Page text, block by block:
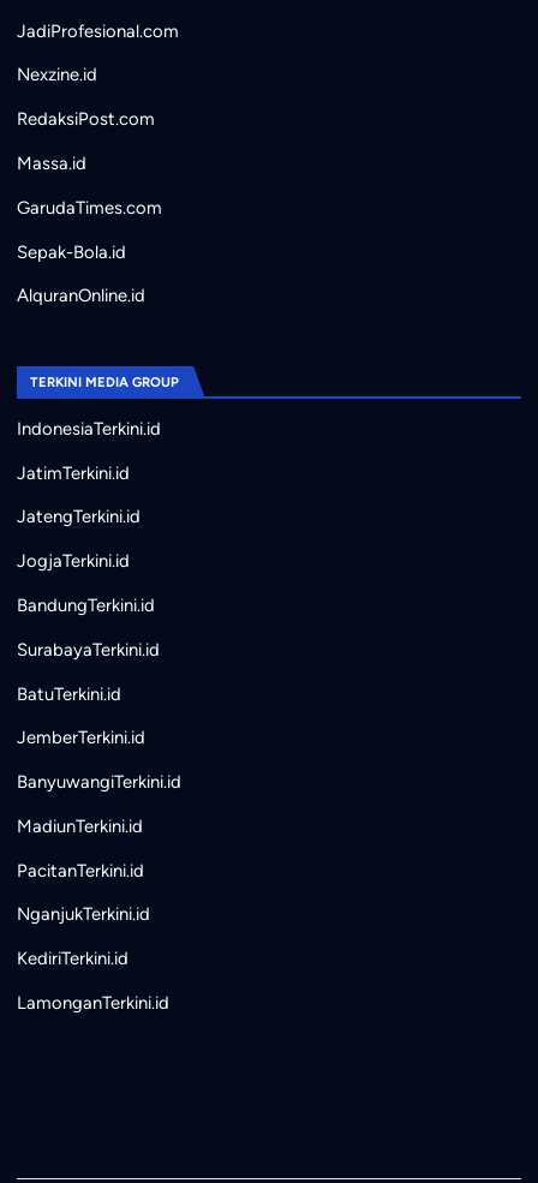
JadiProfesional.com
Nexzine.id
RedaksiPost.com
Massa.id
GarudaTimes.com
Sepak-Bola.id
AlquranOnline.id
TERKINI MEDIA GROUP
IndonesiaTerkini.id
JatimTerkini.id
JatengTerkini.id
JogjaTerkini.id
BandungTerkini.id
SurabayaTerkini.id
BatuTerkini.id
JemberTerkini.id
BanyuwangiTerkini.id
MadiunTerkini.id
PacitanTerkini.id
NganjukTerkini.id
KediriTerkini.id
LamonganTerkini.id